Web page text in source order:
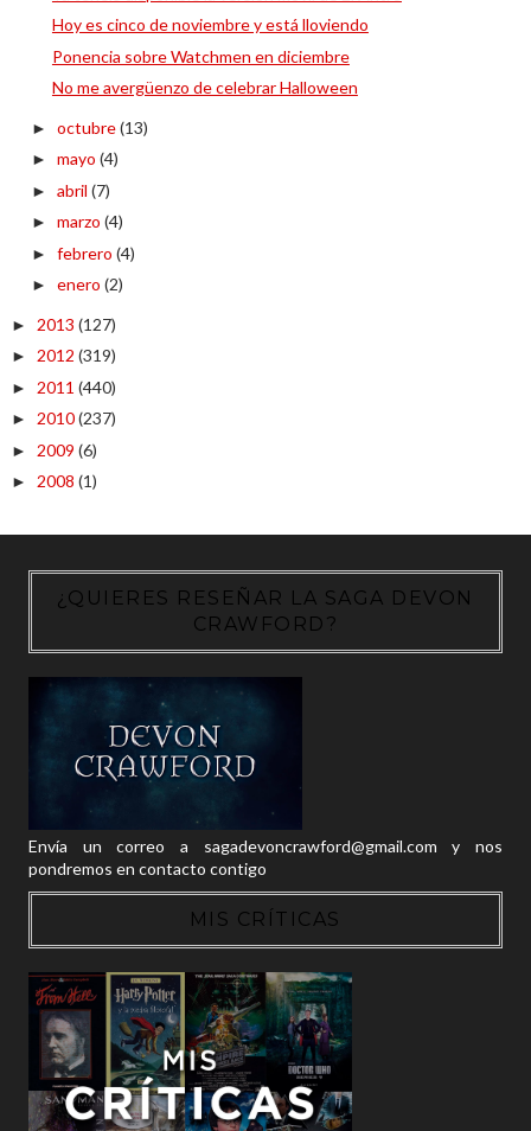
Hoy es cinco de noviembre y está lloviendo
Ponencia sobre Watchmen en diciembre
No me avergüenzo de celebrar Halloween
► octubre(13)
► mayo (4)
► abril (7)
► marzo (4)
► febrero (4)
► enero (2)
► 2013 (127)
► 2012 (319)
► 2011 (440)
► 2010(237)
► 2009 (6)
► 2008 (1)
¿QUIERES RESEÑAR LA SAGA DEVON
CRAWFORD?
Envía un correo a sagadevoncrawford@gmail.com y nos
pondremos en contacto contigo
MIS CRÍTICAS